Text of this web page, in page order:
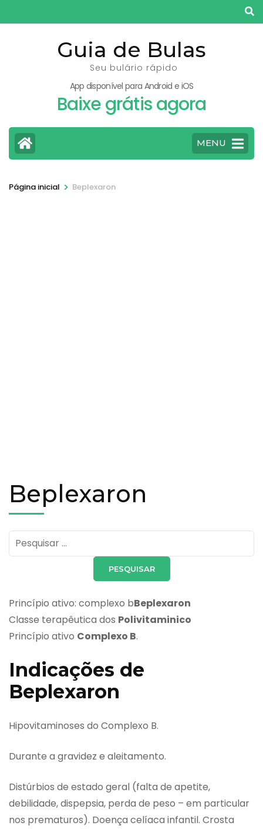
para
Guia de Bulas
Seu bulário rápido
App disponível para Android e iOS
Baixe grátis agora
MENU
Página inicial > Beplexaron
Beplexaron
Pesquisar
por:
Princípio ativo: complexo bBeplexaron
Classe terapêutica dos Polivitaminico
Princípio ativo Complexo B.
Indicações de
Beplexaron
Hipovitaminoses do Complexo B.
Durante a gravidez e aleitamento.
Distúrbios de estado geral (falta de apetite,
debilidade, dispepsia, perda de peso – em particular
nos prematuros). Doença celíaca infantil. Crosta